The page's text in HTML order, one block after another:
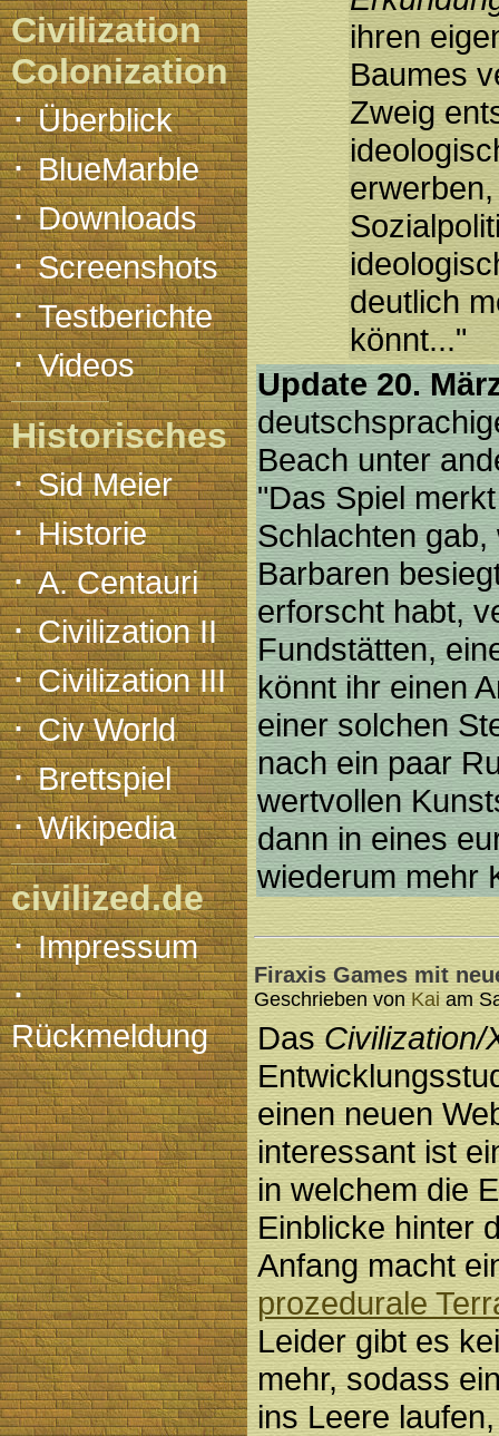
Civilization
Colonization
·Überblick
·BlueMarble
·Downloads
·Screenshots
·Testberichte
·Videos
Historisches
·Sid Meier
·Historie
·A. Centauri
·Civilization II
·Civilization III
·Civ World
·Brettspiel
·Wikipedia
civilized.de
·Impressum
·
Rückmeldung
ihren
Baumes
Zweig
deutlich
könnt..."
Update 20.
Beach unter
"Das Spiel
Schlachten
Barbaren
erforscht habt,
Fundstätten,
könnt ihr einen
einer solchen
nach ein paar
wertvollen
dann in eines
wiederum mehr
Firaxis Games mit
Geschrieben von Kai am
DasCivilization/
einen neuen
interessant ist
in welchem die
Einblicke hinter
Anfang macht
prozedurale
Leider gibt es
mehr, sodass
ins Leere